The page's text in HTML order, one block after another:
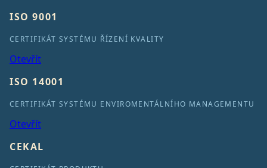
ISO 9001
CERTIFIKÁT SYSTÉMU ŘÍZENÍ KVALITY
Otevřít
ISO 14001
CERTIFIKÁT SYSTÉMU ENVIROMENTÁLNÍHO MANAGEMENTU
Otevřít
CEKAL